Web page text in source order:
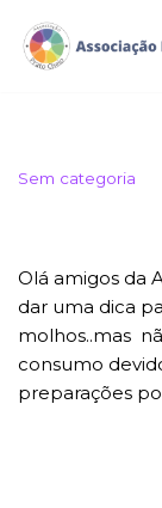
Pular
Sem categoria
Olá amigos da
dar uma dica
molhos..mas
consumo
preparações